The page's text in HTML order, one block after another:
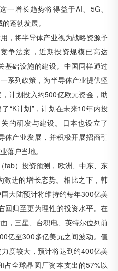
一增长趋势将得益于AI、5G、
蓬勃发展。
，将半导体产业视为战略资源予
争法案，近期投资规模已高达
基础设施的建设。中国同样通过
系列政策，为半导体产业提供坚
计划投入约500亿欧元资金，助
“K计划”，计划在未来10年内投
的研发与建设。日本也设立了
体产业发展，并积极开展招商引
落户当地。
fab）投资预测，欧洲、中东、东
进的增长态势。相比之下，韩
大陆预计将维持约每年300亿美
回归至更为理性的投资水平。在
，三星、台积电、英特尔位列前
亿至300多亿美元之间波动。值
度较大，预计将达到约400亿美
全球晶圆厂资本支出的57%以